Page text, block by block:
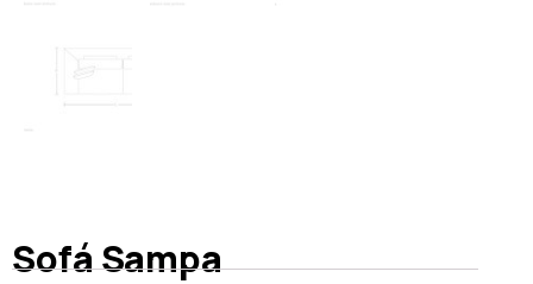
Sofá Sampa